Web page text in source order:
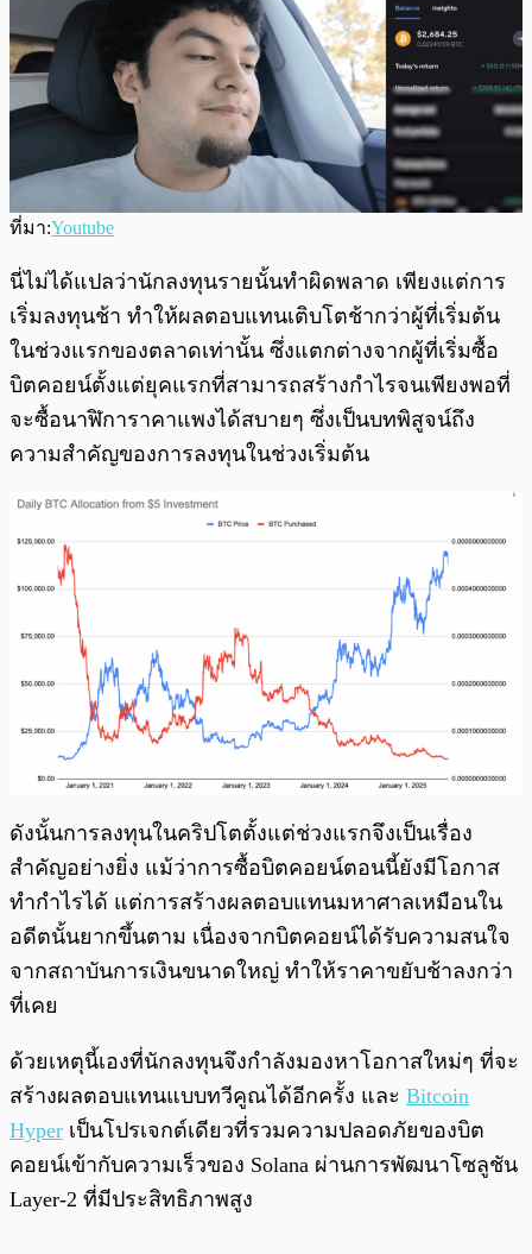
ที่มา:Youtube
นี่ไม่ได้แปลว่านักลงทุนรายนั้นทำผิดพลาด เพียงแต่การ
เริ่มลงทุนช้า ทำให้ผลตอบแทนเติบโตช้ากว่าผู้ที่เริ่มต้น
ในช่วงแรกของตลาดเท่านั้น ซึ่งแตกต่างจากผู้ที่เริ่มซื้อ
บิตคอยน์ตั้งแต่ยุคแรกที่สามารถสร้างกำไรจนเพียงพอที่
จะซื้อนาฬิการาคาแพงได้สบายๆ ซึ่งเป็นบทพิสูจน์ถึง
ความสำคัญของการลงทุนในช่วงเริ่มต้น
ดังนั้นการลงทุนในคริปโตตั้งแต่ช่วงแรกจึงเป็นเรื่อง
สำคัญอย่างยิ่ง แม้ว่าการซื้อบิตคอยน์ตอนนี้ยังมีโอกาส
ทำกำไรได้ แต่การสร้างผลตอบแทนมหาศาลเหมือนใน
อดีตนั้นยากขึ้นตาม เนื่องจากบิตคอยน์ได้รับความสนใจ
จากสถาบันการเงินขนาดใหญ่ ทำให้ราคาขยับช้าลงกว่า
ที่เคย
ด้วยเหตุนี้เองที่นักลงทุนจึงกำลังมองหาโอกาสใหม่ๆ ที่จะ
สร้างผลตอบแทนแบบทวีคูณได้อีกครั้ง และ Bitcoin
Hyper เป็นโปรเจกต์เดียวที่รวมความปลอดภัยของบิต
คอยน์เข้ากับความเร็วของ Solana ผ่านการพัฒนาโซลูชัน
Layer-2 ที่มีประสิทธิภาพสูง